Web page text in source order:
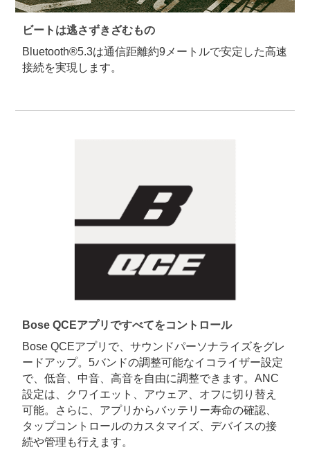
ビートは逃さずきざむもの
Bluetooth®5.3は通信距離約9メートルで安定した高速
接続を実現します。
Bose QCEアプリですべてをコントロール
Bose QCEアプリで、サウンドパーソナライズをグレ
ードアップ。5バンドの調整可能なイコライザー設定
で、低音、中音、高音を自由に調整できます。ANC
設定は、クワイエット、アウェア、オフに切り替え
可能。さらに、アプリからバッテリー寿命の確認、
タップコントロールのカスタマイズ、デバイスの接
続や管理も行えます。